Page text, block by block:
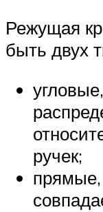
Режущая
быть двух
ручек;
прямые,